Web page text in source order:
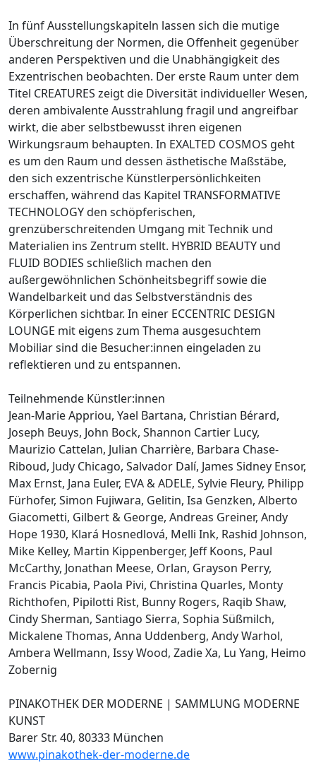
In fünf Ausstellungskapiteln lassen sich die mutige
Überschreitung der Normen, die Offenheit gegenüber
anderen Perspektiven und die Unabhängigkeit des
Exzentrischen beobachten. Der erste Raum unter dem
Titel CREATURES zeigt die Diversität individueller Wesen,
deren ambivalente Ausstrahlung fragil und angreifbar
wirkt, die aber selbstbewusst ihren eigenen
Wirkungsraum behaupten. In EXALTED COSMOS geht
es um den Raum und dessen ästhetische Maßstäbe,
den sich exzentrische Künstlerpersönlichkeiten
erschaffen, während das Kapitel TRANSFORMATIVE
TECHNOLOGY den schöpferischen,
grenzüberschreitenden Umgang mit Technik und
Materialien ins Zentrum stellt. HYBRID BEAUTY und
FLUID BODIES schließlich machen den
außergewöhnlichen Schönheitsbegriff sowie die
Wandelbarkeit und das Selbstverständnis des
Körperlichen sichtbar. In einer ECCENTRIC DESIGN
LOUNGE mit eigens zum Thema ausgesuchtem
Mobiliar sind die Besucher:innen eingeladen zu
reflektieren und zu entspannen.
Teilnehmende Künstler:innen
Jean-Marie Appriou, Yael Bartana, Christian Bérard,
Joseph Beuys, John Bock, Shannon Cartier Lucy,
Maurizio Cattelan, Julian Charrière, Barbara Chase-
Riboud, Judy Chicago, Salvador Dalí, James Sidney Ensor,
Max Ernst, Jana Euler, EVA & ADELE, Sylvie Fleury, Philipp
Fürhofer, Simon Fujiwara, Gelitin, Isa Genzken, Alberto
Giacometti, Gilbert & George, Andreas Greiner, Andy
Hope 1930, Klará Hosnedlová, Melli Ink, Rashid Johnson,
Mike Kelley, Martin Kippenberger, Jeff Koons, Paul
McCarthy, Jonathan Meese, Orlan, Grayson Perry,
Francis Picabia, Paola Pivi, Christina Quarles, Monty
Richthofen, Pipilotti Rist, Bunny Rogers, Raqib Shaw,
Cindy Sherman, Santiago Sierra, Sophia Süßmilch,
Mickalene Thomas, Anna Uddenberg, Andy Warhol,
Ambera Wellmann, Issy Wood, Zadie Xa, Lu Yang, Heimo
Zobernig
PINAKOTHEK DER MODERNE | SAMMLUNG MODERNE
KUNST
Barer Str. 40, 80333 München
www.pinakothek-der-moderne.de